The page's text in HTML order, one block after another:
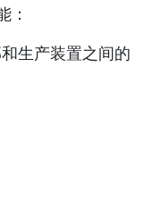
：
生产装置之间的